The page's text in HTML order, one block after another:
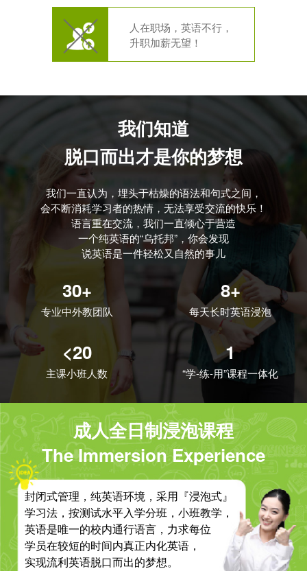
人在职场，英语不行，
升职加薪无望！
我们知道
脱口而出才是你的梦想
我们一直认为，埋头于枯燥的语法和句式之间，
会不断消耗学习者的热情，无法享受交流的快乐！
语言重在交流，我们一直倾心于营造
一个纯英语的“乌托邦”，你会发现
说英语是一件轻松又自然的事儿
30+
专业中外教团队
8+
每天长时英语浸泡
<20
主课小班人数
1
“学-练-用”课程一体化
成人全日制浸泡课程
The Immersion Experience
封闭式管理，纯英语环境，采用『浸泡式』
学习法，按测试水平入学分班，小班教学，
英语是唯一的校内通行语言，力求每位
学员在较短的时间内真正内化英语，
实现流利英语脱口而出的梦想。